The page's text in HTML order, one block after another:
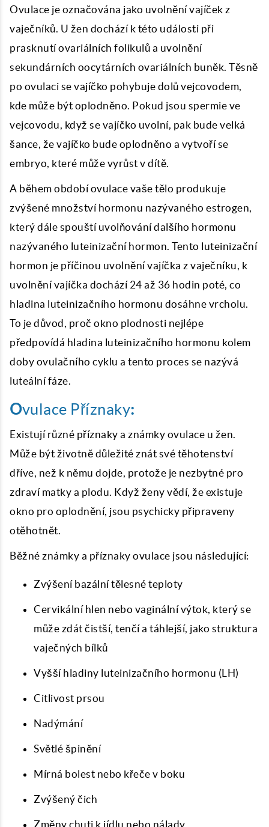
Ovulace je označována jako uvolnění vajíček z
vaječníků. U žen dochází k této události při
prasknutí ovariálních folikulů a uvolnění
sekundárních oocytárních ovariálních buněk. Těsně
po ovulaci se vajíčko pohybuje dolů vejcovodem,
kde může být oplodněno. Pokud jsou spermie ve
vejcovodu, když se vajíčko uvolní, pak bude velká
šance, že vajíčko bude oplodněno a vytvoří se
embryo, které může vyrůst v dítě.
A během období ovulace vaše tělo produkuje
zvýšené množství hormonu nazývaného estrogen,
který dále spouští uvolňování dalšího hormonu
nazývaného luteinizační hormon. Tento luteinizační
hormon je příčinou uvolnění vajíčka z vaječníku, k
uvolnění vajíčka dochází 24 až 36 hodin poté, co
hladina luteinizačního hormonu dosáhne vrcholu.
To je důvod, proč okno plodnosti nejlépe
předpovídá hladina luteinizačního hormonu kolem
doby ovulačního cyklu a tento proces se nazývá
luteální fáze.
Ovulace Příznaky:
Existují různé příznaky a známky ovulace u žen.
Může být životně důležité znát své těhotenství
dříve, než k němu dojde, protože je nezbytné pro
zdraví matky a plodu. Když ženy vědí, že existuje
okno pro oplodnění, jsou psychicky připraveny
otěhotnět.
Běžné známky a příznaky ovulace jsou následující:
Zvýšení bazální tělesné teploty
Cervikální hlen nebo vaginální výtok, který se
může zdát čistší, tenčí a táhlejší, jako struktura
vaječných bílků
Vyšší hladiny luteinizačního hormonu (LH)
Citlivost prsou
Nadýmání
Světlé špinění
Mírná bolest nebo křeče v boku
Zvýšený čich
Změny chuti k jídlu nebo nálady